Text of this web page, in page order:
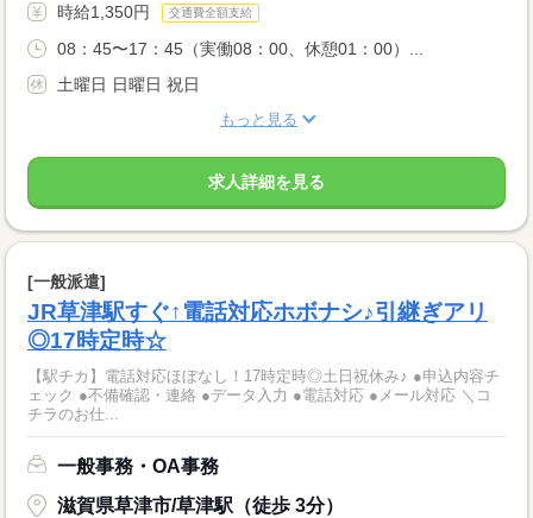
時給1,350円 交通費全額支給
08：45〜17：45（実働08：00、休憩01：00）...
土曜日 日曜日 祝日
もっと見る
求人詳細を見る
[一般派遣]
JR草津駅すぐ↑電話対応ホボナシ♪引継ぎアリ
◎17時定時☆
【駅チカ】電話対応ほぼなし！17時定時◎土日祝休み♪ ●申込内容チ
ェック ●不備確認・連絡 ●データ入力 ●電話対応 ●メール対応 ＼コ
チラのお仕...
一般事務・OA事務
滋賀県草津市/草津駅（徒歩 3分）